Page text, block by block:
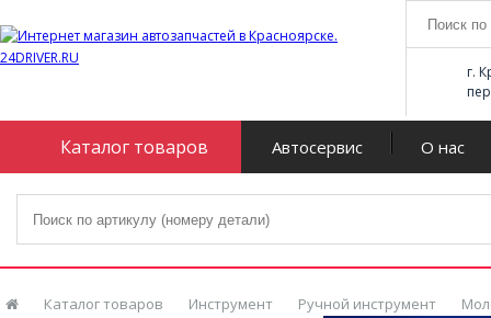
г.
Каталог товаров Автосервис О нас
Каталог товаров Инструмент Ручной инструмент